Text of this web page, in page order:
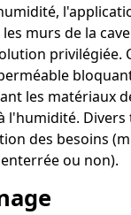
murs de la
privilégiée.
les matériaux
l'humidité.
des besoins
ou non).